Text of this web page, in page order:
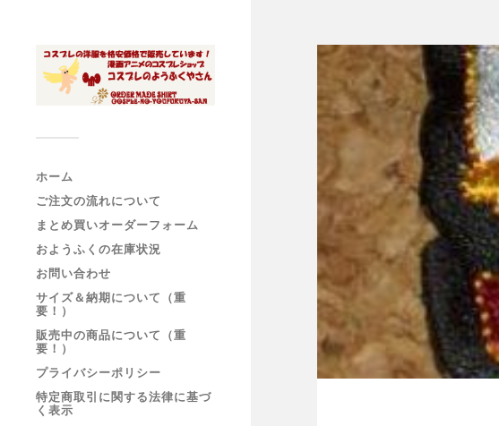
ホーム
ご注文の流れについて
まとめ買いオーダーフォーム
おようふくの在庫状況
お問い合わせ
サイズ＆納期について（重
要！）
販売中の商品について（重
要！）
プライバシーポリシー
特定商取引に関する法律に基づ
く表示